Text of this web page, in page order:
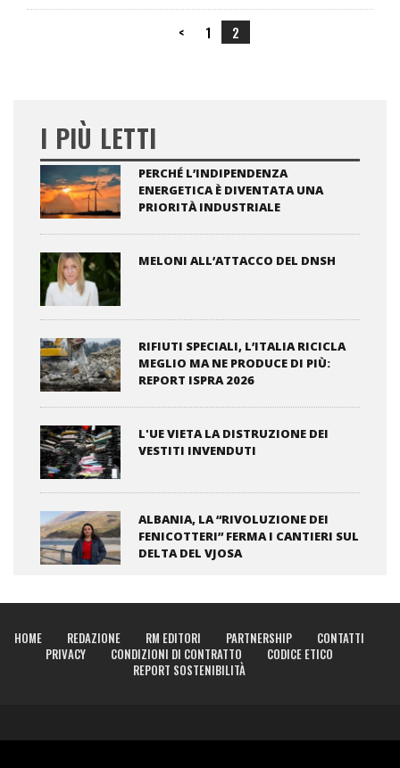
< 1 2
I PIÙ LETTI
PERCHÉ L’INDIPENDENZA
ENERGETICA È DIVENTATA UNA
PRIORITÀ INDUSTRIALE
MELONI ALL’ATTACCO DEL DNSH
RIFIUTI SPECIALI, L’ITALIA RICICLA
MEGLIO MA NE PRODUCE DI PIÙ:
REPORT ISPRA 2026
L'UE VIETA LA DISTRUZIONE DEI
VESTITI INVENDUTI
ALBANIA, LA “RIVOLUZIONE DEI
FENICOTTERI” FERMA I CANTIERI SUL
DELTA DEL VJOSA
HOME REDAZIONE RM EDITORI PARTNERSHIP
CONTATTI
PRIVACY
CONDIZIONI DI CONTRATTO
CODICE ETICO
REPORT SOSTENIBILITÀ